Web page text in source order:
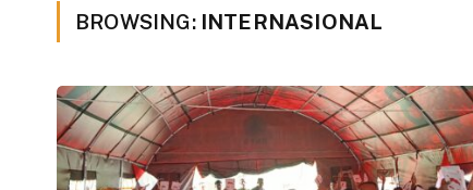
BROWSING: INTERNASIONAL